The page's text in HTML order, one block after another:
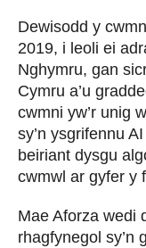
Dewisodd y
2019, i leoli ei
Nghymru, gan
Cymru a’u
cwmni yw’r unig
sy’n ysgrifennu
beiriant dysgu
cwmwl ar gyfer y
Mae Aforza wedi
rhagfynegol sy’n